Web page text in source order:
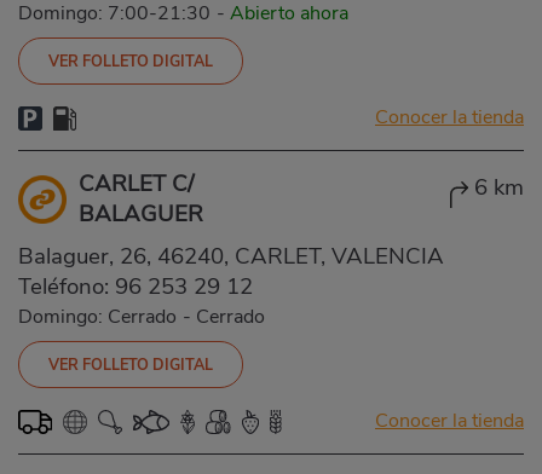
Domingo: 7:00-21:30 - Abierto ahora
VER FOLLETO DIGITAL
Conocer la tienda
CARLET C/
BALAGUER
6 km
Balaguer, 26, 46240, CARLET, VALENCIA
Teléfono: 96 253 29 12
Domingo: Cerrado - Cerrado
VER FOLLETO DIGITAL
Conocer la tienda